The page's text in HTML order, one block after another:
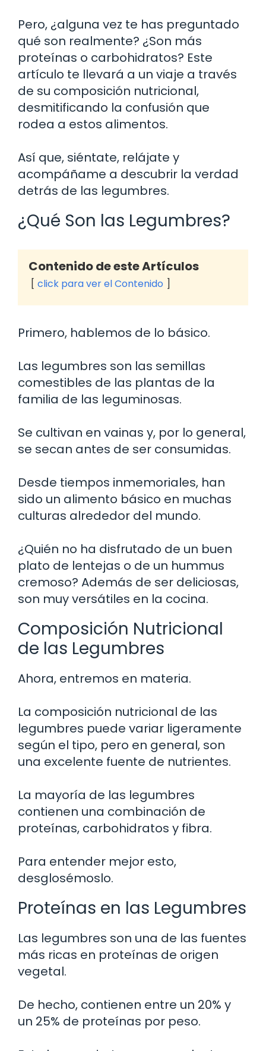
Pero, ¿alguna vez te has preguntado
qué son realmente? ¿Son más
proteínas o carbohidratos? Este
artículo te llevará a un viaje a través
de su composición nutricional,
desmitificando la confusión que
rodea a estos alimentos.
Así que, siéntate, relájate y
acompáñame a descubrir la verdad
detrás de las legumbres.
¿Qué Son las Legumbres?
Contenido de este Artículos
click para ver el Contenido
Primero, hablemos de lo básico.
Las legumbres son las semillas
comestibles de las plantas de la
familia de las leguminosas.
Se cultivan en vainas y, por lo general,
se secan antes de ser consumidas.
Desde tiempos inmemoriales, han
sido un alimento básico en muchas
culturas alrededor del mundo.
¿Quién no ha disfrutado de un buen
plato de lentejas o de un hummus
cremoso? Además de ser deliciosas,
son muy versátiles en la cocina.
Composición Nutricional
de las Legumbres
Ahora, entremos en materia.
La composición nutricional de las
legumbres puede variar ligeramente
según el tipo, pero en general, son
una excelente fuente de nutrientes.
La mayoría de las legumbres
contienen una combinación de
proteínas, carbohidratos y fibra.
Para entender mejor esto,
desglosémoslo.
Proteínas en las Legumbres
Las legumbres son una de las fuentes
más ricas en proteínas de origen
vegetal.
De hecho, contienen entre un 20% y
un 25% de proteínas por peso.